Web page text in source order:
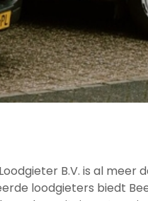
B.V. is al
loodgieters biedt